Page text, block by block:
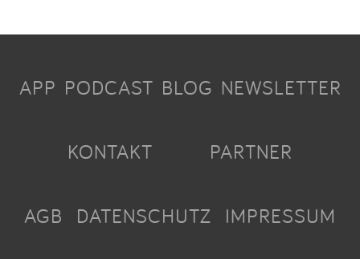
APP PODCAST BLOG NEWSLETTER
KONTAKT PARTNER
AGB DATENSCHUTZ IMPRESSUM